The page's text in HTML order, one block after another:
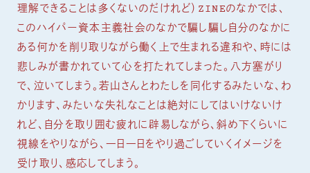
理解できることは多くないのだけれど）ZINEのなかでは、
このハイパー資本主義社会のなかで騙し騙し自分のなかに
ある何かを削り取りながら働く上で生まれる違和や、時には
悲しみが書かれていて心を打たれてしまった。八方塞がり
で、泣いてしまう。若山さんとわたしを同化するみたいな、わ
かります、みたいな失礼なことは絶対にしてはいけないけ
れど、自分を取り囲む疲れに辟易しながら、斜め下くらいに
視線をやりながら、一日一日をやり過ごしていくイメージを
受け取り、感応してしまう。